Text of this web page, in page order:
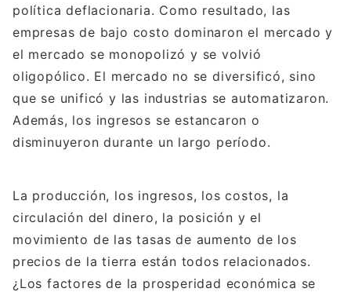
política deflacionaria. Como resultado, las
empresas de bajo costo dominaron el mercado y
el mercado se monopolizó y se volvió
oligopólico. El mercado no se diversificó, sino
que se unificó y las industrias se automatizaron.
Además, los ingresos se estancaron o
disminuyeron durante un largo período.
La producción, los ingresos, los costos, la
circulación del dinero, la posición y el
movimiento de las tasas de aumento de los
precios de la tierra están todos relacionados.
¿Los factores de la prosperidad económica se